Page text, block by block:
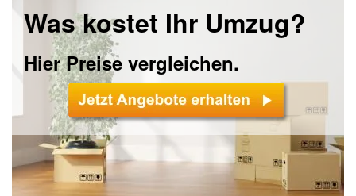
Was kostet Ihr Umzug?
Hier Preise vergleichen.